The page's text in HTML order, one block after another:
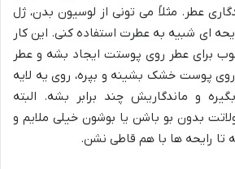
عطر. مثلاً می تونی از لوسیون بدن، ژل
ای شبیه به عطرت استفاده کنی. این کار
برای عطر روی پوستت ایجاد بشه و عطر
پوست خشک بشینه و بپره، روی یه لایه
و ماندگاریش چند برابر بشه. البته
بدون بو باشن یا بوشون خیلی ملایم و
رایحه ها با هم قاطی نشن.